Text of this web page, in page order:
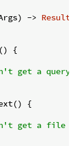
-> Result
{
get a query
{
get a file